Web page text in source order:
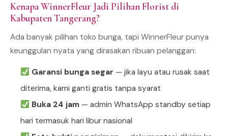
Kenapa WinnerFleur Jadi Pilihan Florist di
Kabupaten Tangerang?
Ada banyak pilihan toko bunga, tapi WinnerFleur punya
keunggulan nyata yang dirasakan ribuan pelanggan:
Garansi bunga segar — jika layu atau rusak saat
diterima, kami ganti gratis tanpa syarat
Buka 24 jam— admin WhatsApp standby setiap
hari termasuk hari libur nasional